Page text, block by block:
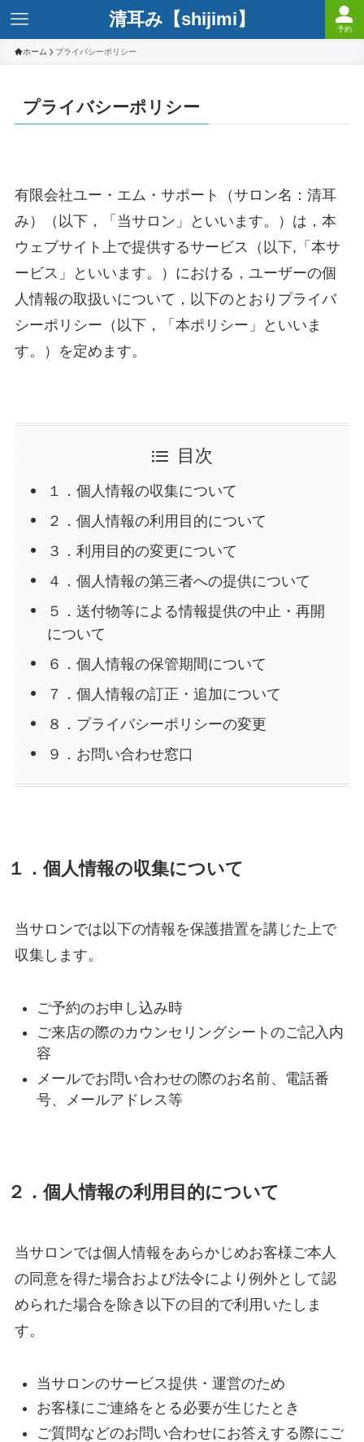
清耳み【shijimi】 予約
ホーム プライバシーポリシー
プライバシーポリシー
有限会社ユー・エム・サポート（サロン名：清耳
み）（以下，「当サロン」といいます。）は，本
ウェブサイト上で提供するサービス（以下,「本サ
ービス」といいます。）における，ユーザーの個
人情報の取扱いについて，以下のとおりプライバ
シーポリシー（以下，「本ポリシー」といいま
す。）を定めます。
目次
１．個人情報の収集について
２．個人情報の利用目的について
３．利用目的の変更について
４．個人情報の第三者への提供について
５．送付物等による情報提供の中止・再開
について
６．個人情報の保管期間について
７．個人情報の訂正・追加について
８．プライバシーポリシーの変更
９．お問い合わせ窓口
１．個人情報の収集について
当サロンでは以下の情報を保護措置を講じた上で
収集します。
ご予約のお申し込み時
ご来店の際のカウンセリングシートのご記入内
容
メールでお問い合わせの際のお名前、電話番
号、メールアドレス等
２．個人情報の利用目的について
当サロンでは個人情報をあらかじめお客様ご本人
の同意を得た場合および法令により例外として認
められた場合を除き以下の目的で利用いたしま
す。
当サロンのサービス提供・運営のため
お客様にご連絡をとる必要が生じたとき
ご質問などのお問い合わせにお答えする際にご